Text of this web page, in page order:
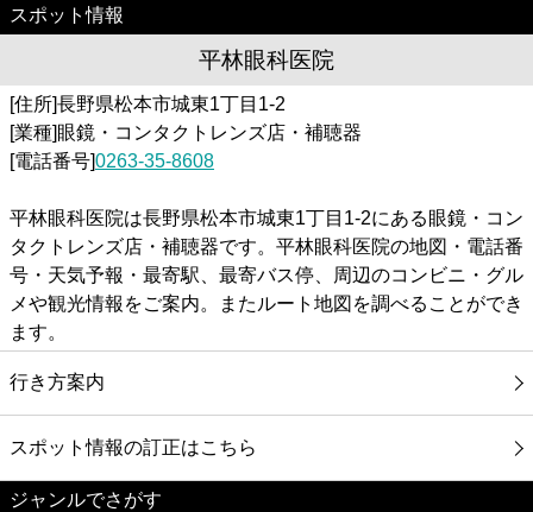
スポット情報
平林眼科医院
[住所]長野県松本市城東1丁目1-2
[業種]眼鏡・コンタクトレンズ店・補聴器
[電話番号]0263-35-8608
平林眼科医院は長野県松本市城東1丁目1-2にある眼鏡・コン
タクトレンズ店・補聴器です。平林眼科医院の地図・電話番
号・天気予報・最寄駅、最寄バス停、周辺のコンビニ・グル
メや観光情報をご案内。またルート地図を調べることができ
ます。
行き方案内
スポット情報の訂正はこちら
ジャンルでさがす